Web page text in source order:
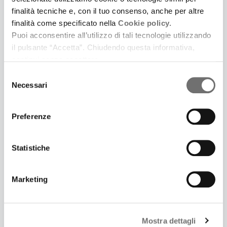
finalità tecniche e, con il tuo consenso, anche per altre
finalità come specificato nella Cookie policy.
Puoi acconsentire all’utilizzo di tali tecnologie utilizzando
il pulsante “Accetta”. Chiudendo questa informativa,
delNecessari
Preferenze
Statistiche
Marketing
Mostra dettagli
LONTANO DA CINECITTÀ. UNA SERIE PODCAST IN
CITTÀ DEL CINEMA